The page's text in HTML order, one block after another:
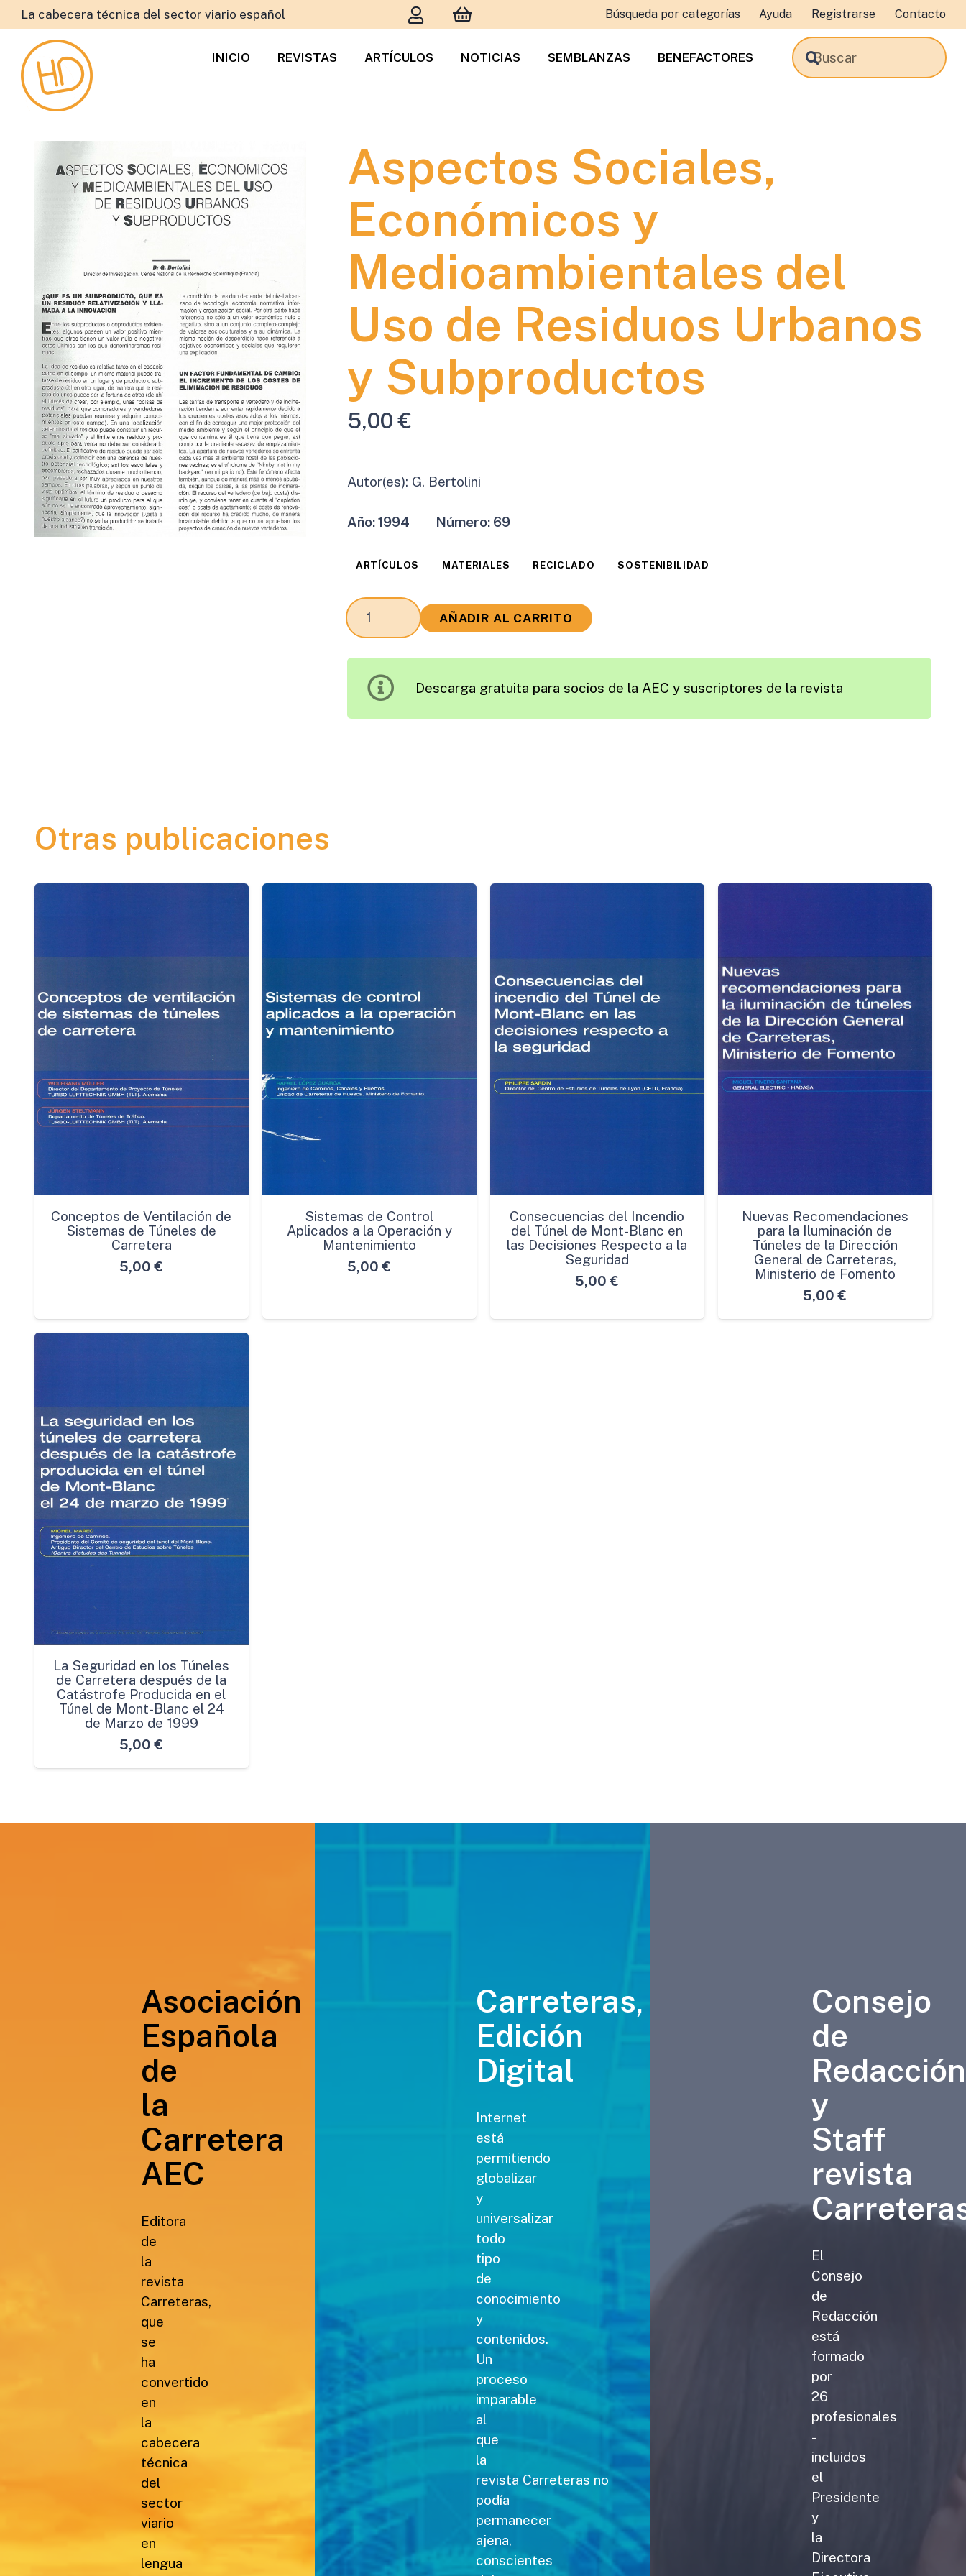
La cabecera técnica del sector viario español Búsqueda por categorías Ayuda Registrarse Contacto
INICIO REVISTAS ARTÍCULOS NOTICIAS SEMBLANZAS BENEFACTORES
Aspectos Sociales,
Económicos y
Medioambientales del
Uso de Residuos Urbanos
y Subproductos
5,00€
Autor(es): G. Bertolini
Año:1994 Número: 69
ARTÍCULOS MATERIALES RECICLADO SOSTENIBILIDAD
Aspectos
Sociales,
Medioambientales
AÑADIR AL CARRITO
Descarga gratuita para socios de la AEC y suscriptores de la revista
Otras publicaciones
Conceptos de Ventilación de
Sistemas de Túneles de
Carretera
5,00 €
Sistemas de Control
Aplicados a la Operación y
Mantenimiento
5,00 €
Consecuencias del Incendio
del Túnel de Mont-Blanc en
las Decisiones Respecto a la
Seguridad
5,00 €
Nuevas Recomendaciones
para la Iluminación de
Túneles de la Dirección
General de Carreteras,
Ministerio de Fomento
5,00 €
La Seguridad en los Túneles
de Carretera después de la
Catástrofe Producida en el
Túnel de Mont-Blanc el 24
de Marzo de 1999
5,00 €
Asociación
Española
de
la
Carretera
AEC
Editora
de
la
revista
Carreteras,
que
se
ha
convertido
en
la
cabecera
técnica
del
sector
viario
en
lengua
Carreteras,
Edición
Digital
Internet
está
permitiendo
globalizar
y
universalizar
todo
tipo
de
conocimiento
y
contenidos.
Un
proceso
imparable
al
que
la
revista Carreteras no
podía
permanecer
ajena,
conscientes
Consejo
de
Redacción
y
Staff
revista
El
Consejo
de
Redacción
está
formado
por
26
profesionales
-
incluidos
el
Presidente
y
la
Directora